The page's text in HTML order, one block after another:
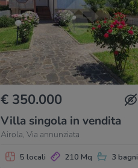
€ 350.000
Villa singola in vendita
Airola, Via annunziata
5 locali 210 Mq 3 bagni